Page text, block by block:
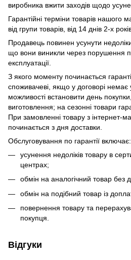
виробника вжити заходів щодо
Гарантійні терміни товарів нашого
від групи товарів, від 14 днів 2-х
Продавець повинен усунути
що вони виникли через порушення
експлуатації.
З якого моменту починається
споживачеві, якщо у договорі
можливості встановити день
виготовлення; на сезонні товари
При замовленні товару з інтернет-
починається з дня доставки.
Обслуговування по гарантії включає:
усунення недоліків товару в
центрах;
обмін на аналогічний товар без
обмін на подібний товар із
повернення товару та
покупця.
Відгуки